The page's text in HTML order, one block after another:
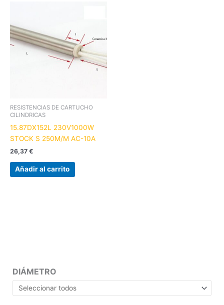
DIÁMETRO
RESISTENCIAS DE CARTUCHO
CILINDRICAS
15.87DX152L 230V1000W
STOCK S 250M/M AC-10A
26,37 €
Añadir al carrito